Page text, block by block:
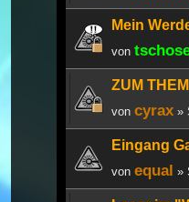
Mein
von
ZUM
von cyrax »
Eingang
von equal »